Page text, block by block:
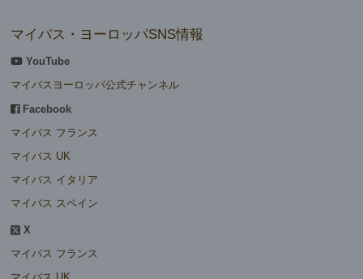
マイバス・ヨーロッパSNS情報
YouTube
マイバスヨーロッパ公式チャンネル
Facebook
マイバス フランス
マイバス UK
マイバス イタリア
マイバス スペイン
X
マイバス フランス